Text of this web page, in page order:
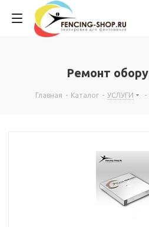
Ремонт
Главная - Каталог - УСЛУГИ -